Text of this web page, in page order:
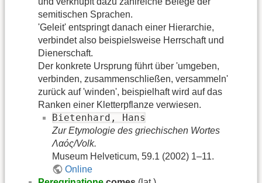
semitischen Sprachen.
'Geleit' entspringt danach einer Hierarchie,
verbindet also beispielsweise Herrschaft und
Dienerschaft.
Der konkrete Ursprung führt über 'umgeben,
verbinden, zusammenschließen, versammeln'
zurück auf 'winden', beispielhaft wird auf das
Ranken einer Kletterpflanze verwiesen.
Bietenhard, Hans
Zur Etymologie des griechischen Wortes
Λαός/Volk.
Museum Helveticum, 59.1 (2002) 1–11.
Online